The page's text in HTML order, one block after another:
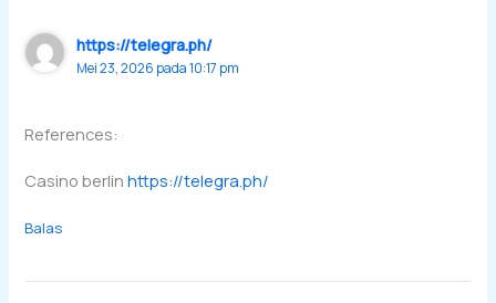
https://telegra.ph/
Mei 23, 2026 pada 10:17 pm
References:
Casino berlinhttps://telegra.ph/
Balas